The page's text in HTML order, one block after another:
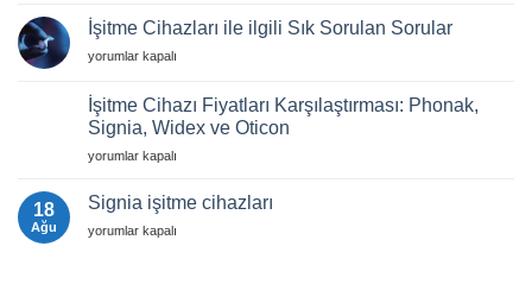
İşitme
Cihazı
Satın
SGK
Destek
Rehberi
2025
|
İşitme
Cihazları
İşitme Cihazları ile ilgili Sık Sorulan Sorular
İşitme
ile
ilgili
Sık
Sorulan
için
yorumlar kapalı
İşitme Cihazı Fiyatları Karşılaştırması: Phonak,
Signia, Widex ve Oticon
İşitme
Fiyatları
Karşılaştırması:
Phonak,
yorumlar kapalı
18
Ağu
Signia işitme cihazları
Signia
yorumlar kapalı